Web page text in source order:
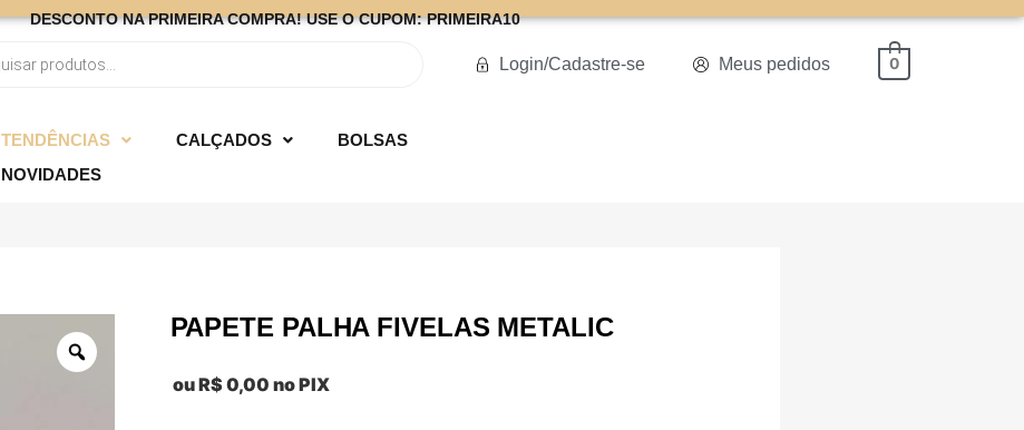
DESCONTO NA PRIMEIRA COMPRA! USE O CUPOM: PRIMEIRA10
Login/Cadastre-se Meus pedidos 0
TENDÊNCIAS CALÇADOS
BOLSAS
NOVIDADES
PAPETE PALHA FIVELAS METALIC
ouR$0,00 no PIX